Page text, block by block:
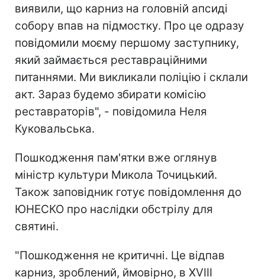
виявили, що карниз на головній апсиді
собору впав на підмостку. Про це одразу
повідомили моєму першому заступнику,
який займається реставраційними
питаннями. Ми викликали поліцію і склали
акт. Зараз будемо збирати комісію
реставраторів", - повідомила Неля
Куковальська.
Пошкодження пам'ятки вже оглянув
міністр культури Микола Точицький.
Також заповідник готує повідомлення до
ЮНЕСКО про наслідки обстрілу для
святині.
"Пошкодження не критичні. Це відпав
карниз, зроблений, ймовірно, в ХVIIІ